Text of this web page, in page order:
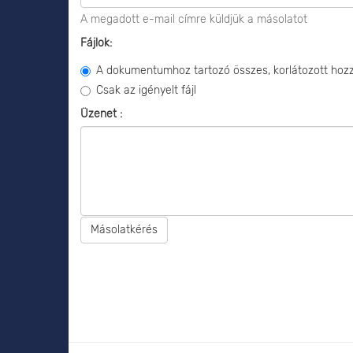
A megadott e-mail címre küldjük a másolatot
Fájlok:
A dokumentumhoz tartozó összes, korlátozott
Csak az igényelt fájl
Üzenet :
Másolatkérés